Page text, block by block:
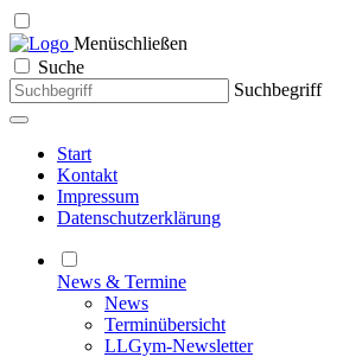
Menüschließen
Suche
Suchbegriff
Start
Kontakt
Impressum
Datenschutzerklärung
News & Termine
News
Terminübersicht
LLGym-Newsletter